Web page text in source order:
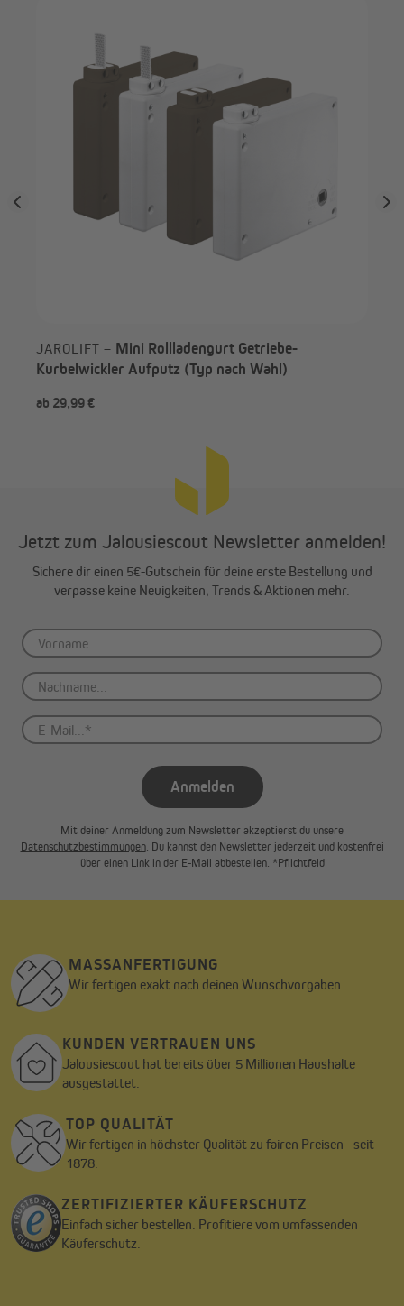
JAROLIFT – Mini Rollladengurt Getriebe-
Kurbelwickler Aufputz (Typ nach Wahl)
ab 29,99 €
Jetzt zum Jalousiescout Newsletter anmelden!
Sichere dir einen 5€-Gutschein für deine erste Bestellung und
verpasse keine Neuigkeiten, Trends & Aktionen mehr.
Anmelden
Mit deiner Anmeldung zum Newsletter akzeptierst du unsere
Datenschutzbestimmungen. Du kannst den Newsletter jederzeit und kostenfrei
über einen Link in der E-Mail abbestellen. *Pflichtfeld
MASSANFERTIGUNG
Wir fertigen exakt nach deinen Wunschvorgaben.
KUNDEN VERTRAUEN UNS
Jalousiescout hat bereits über 5 Millionen Haushalte
ausgestattet.
TOP QUALITÄT
Wir fertigen in höchster Qualität zu fairen Preisen - seit
1878.
ZERTIFIZIERTER KÄUFERSCHUTZ
Einfach sicher bestellen. Profitiere vom umfassenden
Käuferschutz.